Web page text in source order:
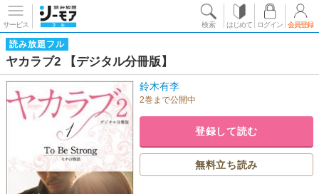
サービス 検索 はじめて ログイン 会員登録
読み放題フル
ヤカラブ2 【デジタル分冊版】
鈴木有李
2巻まで公開中
登録して読む
無料立ち読み